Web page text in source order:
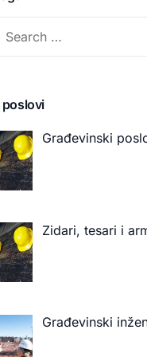
poslovi
Građevinski
Zidari, tesari i
Građevinski